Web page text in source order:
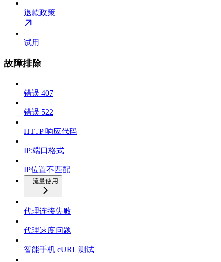
退款政策
试用
故障排除
错误 407
错误 522
HTTP 响应代码
IP:端口格式
IP位置不匹配
流量使用
代理连接失败
代理速度问题
智能手机 cURL 测试